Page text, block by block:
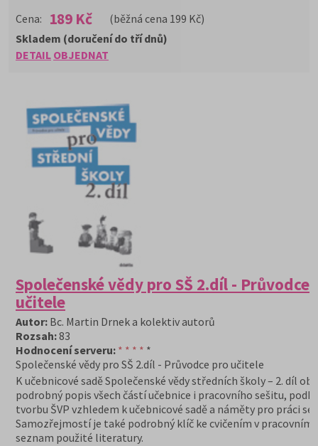
Cena:
189 Kč (běžná cena 199 Kč)
DETAIL OBJEDNAT
Skladem (doručení do tří dnů)
Společenské vědy pro SŠ 2.díl - Průvodce
učitele
Autor: Bc. Martin Drnek a kolektiv autorů
Rozsah:83
Hodnocení serveru: * * * * *
Společenské vědy pro SŠ 2.díl - Průvodce pro učitele
K učebnicové sadě Společenské vědy středních školy – 2. díl
podrobný popis všech částí učebnice i pracovního sešitu,
tvorbu ŠVP vzhledem k učebnicové sadě a náměty pro práci se
Samozřejmostí je také podrobný klíč ke cvičením v pracovním
seznam použité literatury.